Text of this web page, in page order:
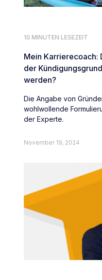
10 MINUTEN LESEZEIT
Mein Karrierecoach:
der
werden?
Die Angabe von
wohlwollende
der Experte.
November 19, 2024